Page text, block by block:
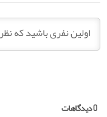
0دیدگاهات